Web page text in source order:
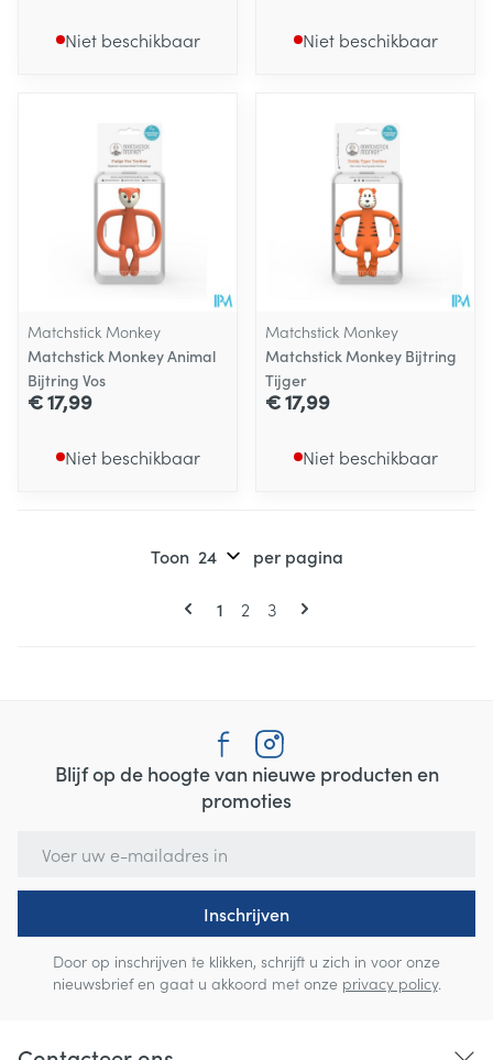
Niet beschikbaar Niet beschikbaar
Matchstick Monkey
Matchstick Monkey Animal
Bijtring Vos
€ 17,99
Niet beschikbaar
Matchstick Monkey
Matchstick Monkey Bijtring
Tijger
€ 17,99
Niet beschikbaar
Pagina's
U lees momenteel pagina
1 Pagina
2 Pagina
3
Toon per pagina
Blijf op de hoogte van nieuwe producten en
promoties
Inschrijven
Door op inschrijven te klikken, schrijft u zich in voor onze
nieuwsbrief en gaat u akkoord met onze privacy policy.